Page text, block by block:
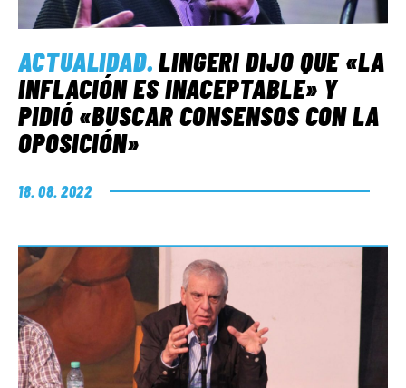
ACTUALIDAD.LINGERI DIJO QUE «LA
INFLACIÓN ES INACEPTABLE» Y
PIDIÓ «BUSCAR CONSENSOS CON LA
OPOSICIÓN»
18. 08. 2022